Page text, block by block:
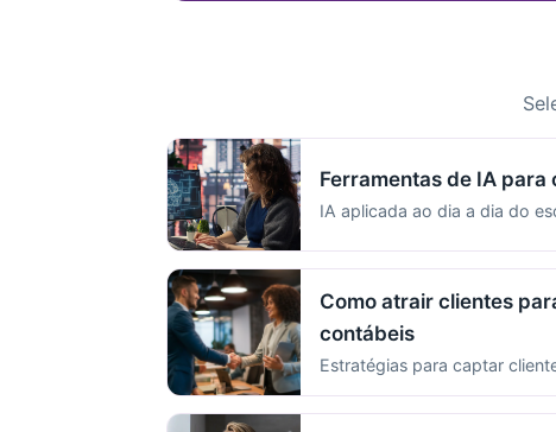
Ferramentas de IA para
IA aplicada ao dia a dia do
Como atrair clientes
contábeis
Estratégias para captar